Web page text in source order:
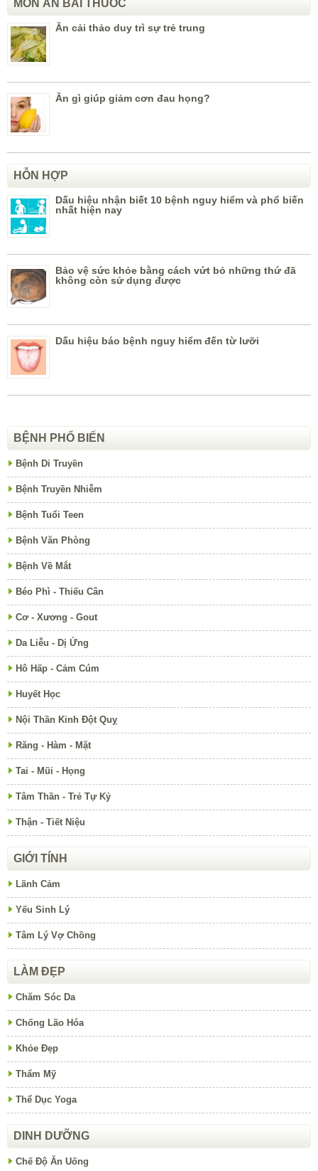
MÓN ĂN BÀI THUỐC
Ăn cải thảo duy trì sự trẻ trung
Ăn gì giúp giảm cơn đau họng?
HỖN HỢP
Dấu hiệu nhận biết 10 bệnh nguy hiểm và phổ biến
nhất hiện nay
Bảo vệ sức khỏe bằng cách vứt bỏ những thứ đã
không còn sử dụng được
Dấu hiệu báo bệnh nguy hiểm đến từ lưỡi
BỆNH PHỔ BIẾN
Bệnh Di Truyền
Bệnh Truyền Nhiễm
Bệnh Tuổi Teen
Bệnh Văn Phòng
Bệnh Về Mắt
Béo Phì - Thiếu Cân
Cơ - Xương - Gout
Da Liễu - Dị Ứng
Hô Hấp - Cảm Cúm
Huyết Học
Nội Thần Kinh Đột Quỵ
Răng - Hàm - Mặt
Tai - Mũi - Họng
Tâm Thần - Trẻ Tự Kỷ
Thận - Tiết Niệu
GIỚI TÍNH
Lãnh Cảm
Yếu Sinh Lý
Tâm Lý Vợ Chồng
LÀM ĐẸP
Chăm Sóc Da
Chống Lão Hóa
Khỏe Đẹp
Thẩm Mỹ
Thể Dục Yoga
DINH DƯỠNG
Chế Độ Ăn Uống